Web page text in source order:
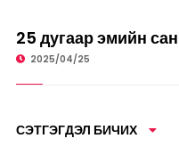
25 дугаар эмийн
2025/04/25
СЭТГЭГДЭЛ БИЧИХ